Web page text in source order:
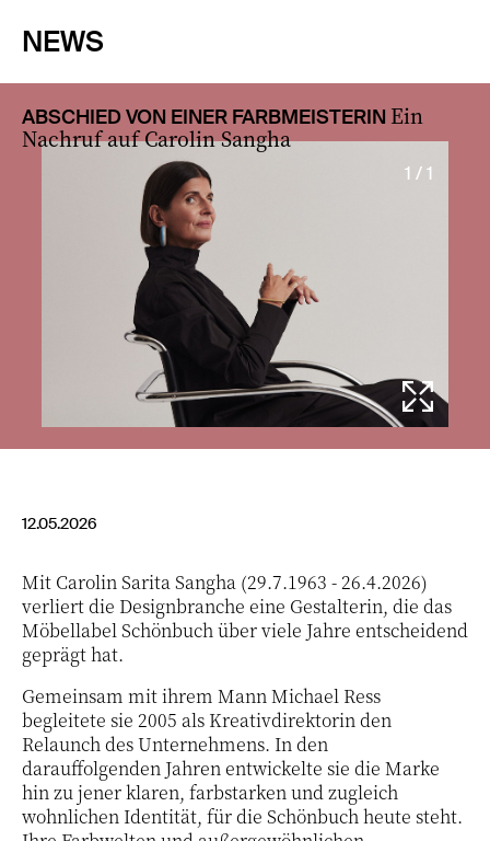
NEWS
ABSCHIED VON EINER FARBMEISTERIN Ein
Nachruf auf Carolin Sangha
1 / 1
12.05.2026
Mit Carolin Sarita Sangha (29.7.1963 - 26.4.2026)
verliert die Designbranche eine Gestalterin, die das
Möbellabel Schönbuch über viele Jahre entscheidend
geprägt hat.
Gemeinsam mit ihrem Mann Michael Ress
begleitete sie 2005 als Kreativdirektorin den
Relaunch des Unternehmens. In den
darauffolgenden Jahren entwickelte sie die Marke
hin zu jener klaren, farbstarken und zugleich
wohnlichen Identität, für die Schönbuch heute steht.